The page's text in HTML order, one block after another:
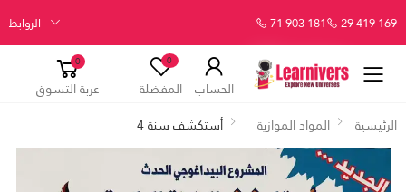
29 419 169
71 903 181 الروابط
الحساب
0
المفضلة
0
عربة التسوق
الرئيسية
المواد الموازية أستكشف سنة 4